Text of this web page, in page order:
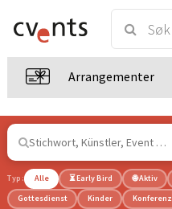
Arrangementer
Typ: Alle ⏳ Early Bird 🌐 Aktiv
Gottesdienst
Kinder Konferenz